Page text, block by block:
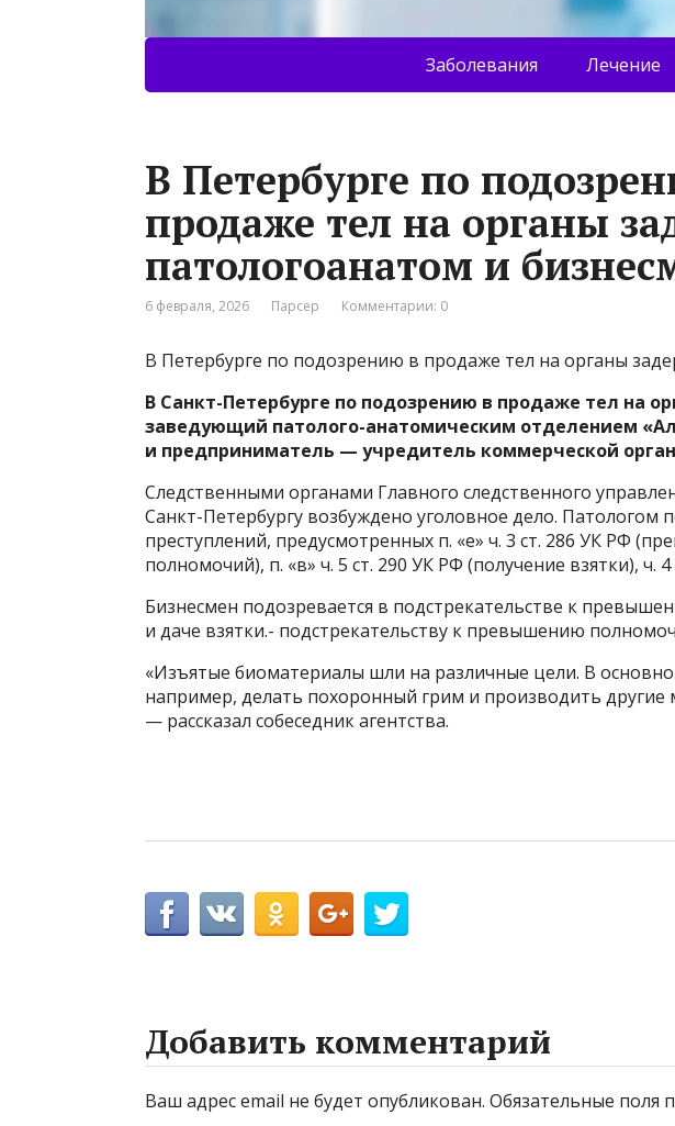
Заболевания Лечение
В Петербурге по
продаже тел на органы
патологоанатом и
6 февраля, 2026 Парсер Комментарии: 0
В Петербурге по подозрению в продаже тел на органы
В Санкт-Петербурге по подозрению в продаже тел на
заведующий патолого-анатомическим отделением
и предприниматель — учредитель коммерческой
Следственными органами Главного следственного
Санкт-Петербургу возбуждено уголовное дело. Патологом
преступлений, предусмотренных п. «е» ч. 3 ст. 286 УК РФ
полномочий), п. «в» ч. 5 ст. 290 УК РФ (получение взятки), ч. 4
Бизнесмен подозревается в подстрекательстве к
и даче взятки.- подстрекательству к превышению
«Изъятые биоматериалы шли на различные цели. В
например, делать похоронный грим и производить другие
— рассказал собеседник агентства.
Добавить комментарий
Ваш адрес email не будет опубликован. Обязательные поля